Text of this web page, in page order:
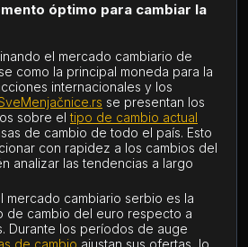
óptimo para cambiar la
el mercado cambiario de
como la principal moneda para la
internacionales y los
se presentan los
sobre el tipo de cambio actual
de cambio de todo el país. Esto
con rapidez a los cambios del
analizar las tendencias a largo
mercado cambiario serbio es la
de cambio del euro respecto a
Durante los períodos de auge
de cambio ajustan sus ofertas, lo